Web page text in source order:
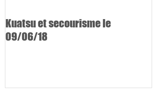
Kuatsu et secourisme le
09/06/18